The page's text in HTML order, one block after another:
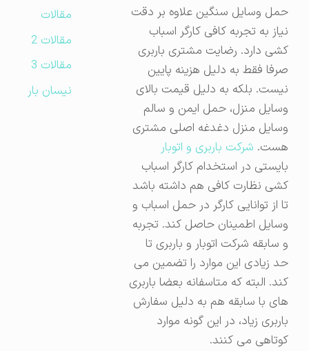
حمل وسایل سنگین علاوه بر دقت
نیاز به تجربه کافی کارگر اسباب
کشی دارد. رضایت مشتری باربری
صرفا فقط به دلیل هزینه پایین
نیست. بلکه به دلیل قیمت بالای
وسایل منزل، حمل ایمن و سالم
وسایل منزل دغدغه اصلی مشتری
هست.شرکت باربری و اتوبار
بایستی در استخدام کارگر اسباب
کشی نظارت کافی هم داشته باشد
تا از توانایی کارگر در حمل اسباب و
وسایل اطمینان حاصل کند. تجربه
و سابقه شرکت اتوبار و باربری تا
حد زیادی این موارد را تضمین می
کند. البته که متاسفانه بعضا باربری
های با سابقه هم به دلیل سفارش
باربری زیاد، در این گونه موارد
کوتاهی می کنند.
مقالات
مقالات 2
مقالات 3
نیسان بار